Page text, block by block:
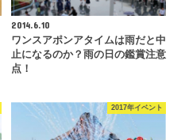
2014.6.10
ワンスアポンアタイムは雨だと中
止になるのか？雨の日の鑑賞注意
点！
2017年イベント